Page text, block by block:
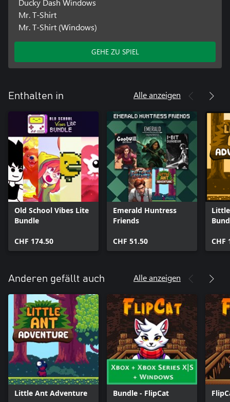
Mr. T-Shirt
Mr. T-Shirt (Windows)
GEHE ZU SPIEL
Enthalten in Alle anzeigen
Old School Vibes Lite
Bundle
CHF 174.50
Emerald Huntress
Friends
CHF 51.50 CHF
Anderen gefällt auch Alle anzeigen
Little Ant Adventure Bundle - FlipCat